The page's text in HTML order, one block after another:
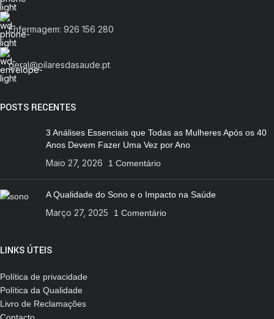
Enfermagem: 926 156 280
geral@pilaresdasaude.pt
POSTS RECENTES
3 Análises Essenciais que Todas as Mulheres Após os 40
Anos Devem Fazer Uma Vez por Ano
Maio 27, 2026 1 Comentário
A Qualidade do Sono e o Impacto na Saúde
Março 27, 2025 1 Comentário
LINKS ÚTEIS
Política de privacidade
Política da Qualidade
Livro de Reclamações